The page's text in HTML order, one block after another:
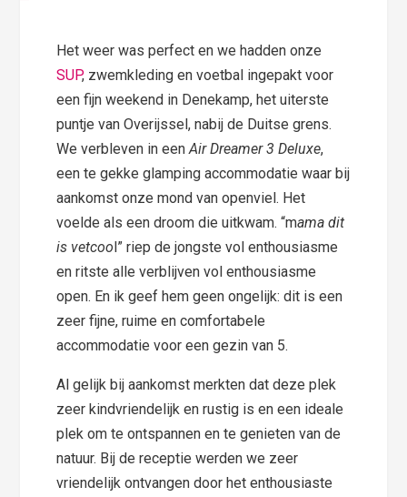
Het weer was perfect en we hadden onze
SUP, zwemkleding en voetbal ingepakt voor
een fijn weekend in Denekamp, het uiterste
puntje van Overijssel, nabij de Duitse grens.
We verbleven in eenAir Dreamer 3 Deluxe,
een te gekke glamping accommodatie waar bij
aankomst onze mond van openviel. Het
voelde als een droom die uitkwam. “mama dit
is vetcool” riep de jongste vol enthousiasme
en ritste alle verblijven vol enthousiasme
open. En ik geef hem geen ongelijk: dit is een
zeer fijne, ruime en comfortabele
accommodatie voor een gezin van 5.
Al gelijk bij aankomst merkten dat deze plek
zeer kindvriendelijk en rustig is en een ideale
plek om te ontspannen en te genieten van de
natuur. Bij de receptie werden we zeer
vriendelijk ontvangen door het enthousiaste